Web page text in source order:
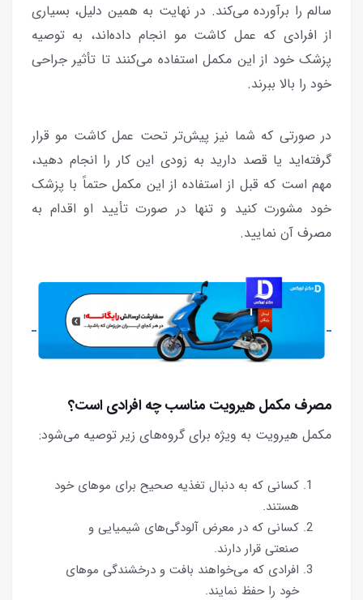
سالم را برآورده می‌کند. در نهایت به همین دلیل، بسیاری
از افرادی که عمل کاشت مو انجام داده‌اند، به توصیه
پزشک خود از این مکمل استفاده می‌کنند تا تأثیر جراحی
خود را بالا ببرند.
در صورتی که شما نیز پیش‌تر تحت عمل کاشت مو قرار
گرفته‌اید یا قصد دارید به زودی این کار را انجام دهید،
مهم است که قبل از استفاده از این مکمل حتماً با پزشک
خود مشورت کنید و تنها در صورت تأیید او اقدام به
مصرف آن نمایید.
مصرف مکمل هیرویت مناسب چه افرادی است؟
مکمل هیرویت به ویژه برای گروه‌های زیر توصیه می‌شود:
کسانی که به دنبال تغذیه صحیح برای موهای خود
هستند.
کسانی که در معرض آلودگی‌های شیمیایی و
صنعتی قرار دارند.
افرادی که می‌خواهند بافت و درخشندگی موهای
خود را حفظ نمایند.